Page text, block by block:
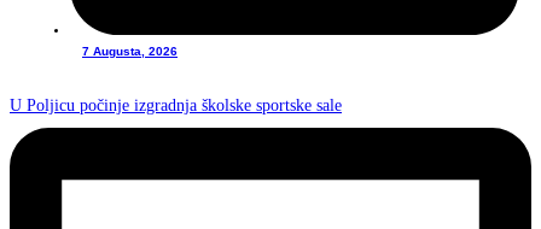
7 Augusta, 2026
U Poljicu počinje izgradnja školske sportske sale